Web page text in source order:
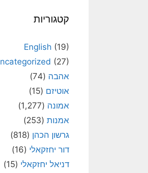
קטגוריות
English (19)
(27)
אהבה (74)
אוטיזם (15)
אמונה (1,277)
אמנות (253)
גרשון הכהן (818)
דור יחזקאלי (16)
דניאל יחזקאלי (15)